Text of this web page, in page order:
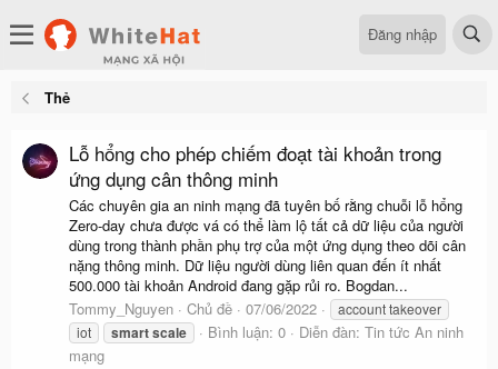
Đăng nhập
Thẻ
Lỗ hổng cho phép chiếm đoạt tài khoản trong
ứng dụng cân thông minh
Các chuyên gia an ninh mạng đã tuyên bố rằng chuỗi lỗ hổng
Zero-day chưa được vá có thể làm lộ tất cả dữ liệu của người
dùng trong thành phần phụ trợ của một ứng dụng theo dõi cân
nặng thông minh. Dữ liệu người dùng liên quan đến ít nhất
500.000 tài khoản Android đang gặp rủi ro. Bogdan...
Tommy_Nguyen
Chủ đề 07/06/2022
account takeover
iot
smartscale Bình luận: 0 Diễn đàn: Tin tức An ninh
mạng